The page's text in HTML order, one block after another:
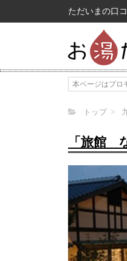
ただいまの口
本ページはプロ
トップ
「旅館